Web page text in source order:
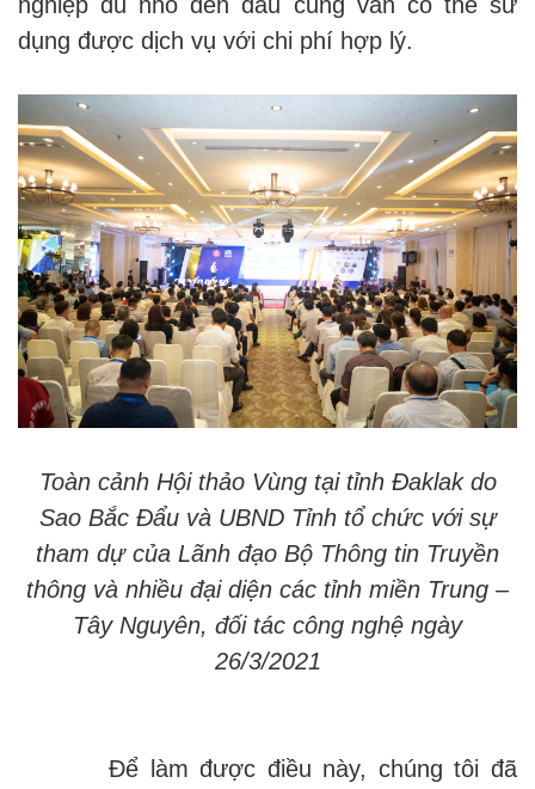
dụng được dịch vụ với chi phí hợp lý.
Toàn cảnh Hội thảo Vùng tại tỉnh Đaklak do
Sao Bắc Đẩu và UBND Tỉnh tổ chức với sự
tham dự của Lãnh đạo Bộ Thông tin Truyền
thông và nhiều đại diện các tỉnh miền Trung –
Tây Nguyên, đối tác công nghệ ngày
26/3/2021
Để làm được điều này, chúng tôi đã